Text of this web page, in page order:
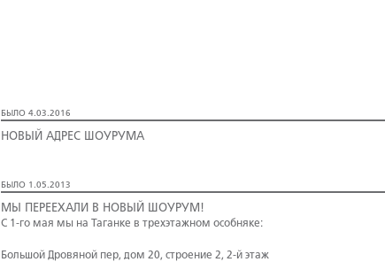
БЫЛО 4.03.2016
НОВЫЙ АДРЕС ШОУРУМА
БЫЛО 1.05.2013
МЫ ПЕРЕЕХАЛИ В НОВЫЙ ШОУРУМ!
С 1-го мая мы на Таганке в трехэтажном особняке:
Большой Дровяной пер, дом 20, строение 2, 2-й этаж